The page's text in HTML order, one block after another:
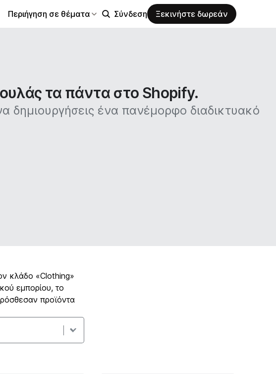
Περιήγηση σε θέματα Σύνδεση Ξεκινήστε δωρεάν
τα πάντα στο Shopify.
δημιουργήσεις ένα πανέμορφο διαδικτυακό
κλάδο «Clothing»
εμπορίου, το
προϊόντα